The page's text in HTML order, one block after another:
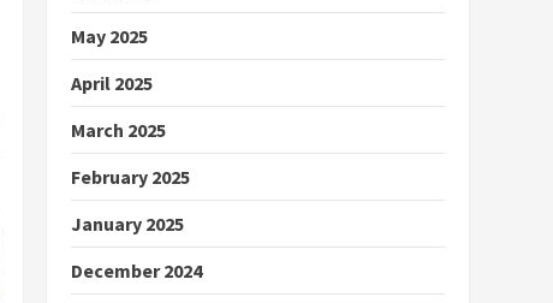
May 2025
April 2025
March 2025
February 2025
January 2025
December 2024